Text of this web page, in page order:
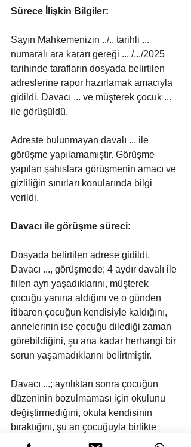
Sürece İlişkin Bilgiler:
Sayın Mahkemenizin ../.. tarihli ...
numaralı ara kararı gereği ... /.../2025
tarihinde tarafların dosyada belirtilen
adreslerine rapor hazırlamak amacıyla
gidildi. Davacı ... ve müşterek çocuk ...
ile görüşüldü.
Adreste bulunmayan davalı ... ile
görüşme yapılamamıştır. Görüşme
yapılan şahıslara görüşmenin amacı ve
gizliliğin sınırları konularında bilgi
verildi.
Davacı ile görüşme süreci:
Dosyada belirtilen adrese gidildi.
Davacı ..., görüşmede; 4 aydır davalı ile
fiilen ayrı yaşadıklarını, müşterek
çocuğu yanına aldığını ve o günden
itibaren çocuğun kendisiyle kaldığını,
annelerinin ise çocuğu dilediği zaman
görebildiğini, şu ana kadar herhangi bir
sorun yaşamadıklarını belirtmiştir.
Davacı ...; ayrılıktan sonra çocuğun
düzeninin bozulmaması için okulunu
değiştirmediğini, okula kendisinin
bıraktığını, şu an çocuğuyla birlikte
kiraladığı yeni bir evde yaşadıklarını,